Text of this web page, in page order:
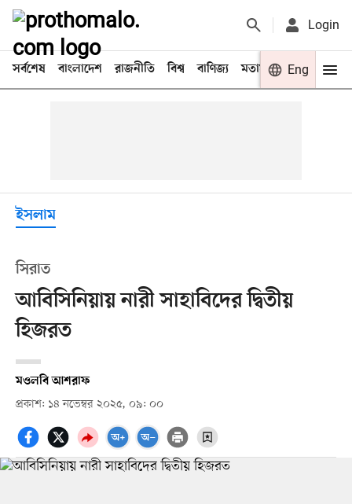
Login
সর্বশেষ বাংলাদেশ রাজনীতি বিশ্ব বাণিজ্য মতামত খেলা
Eng
ইসলাম
সিরাত
আবিসিনিয়ায় নারী সাহাবিদের দ্বিতীয়
হিজরত
মওলবি আশরাফ
প্রকাশ: ১৪ নভেম্বর ২০২৫, ০৯: ০০